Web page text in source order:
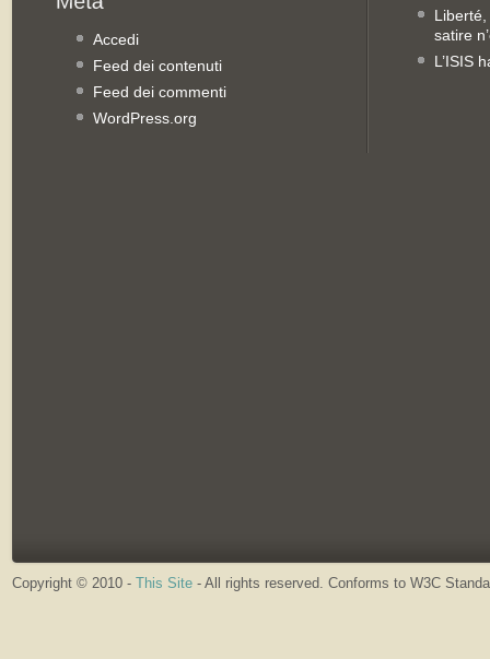
Accedi
Feed dei contenuti
Feed dei commenti
WordPress.org
satire
L’ISIS
Copyright © 2010 - This Site - All rights reserved. Conforms to W3C